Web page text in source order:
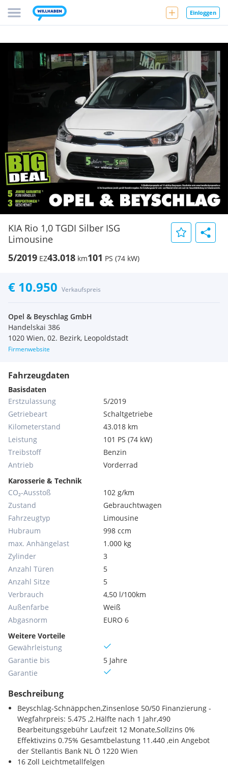
Einloggen
KIA Rio 1,0 TGDI Silber ISG
Limousine
5/2019 EZ43.018 km101 PS (74 kW)
€ 10.950 Verkaufspreis
Opel & Beyschlag GmbH
Handelskai 386
1020 Wien, 02. Bezirk, Leopoldstadt
Firmenwebsite
Fahrzeugdaten
Basisdaten
Erstzulassung
5/2019
Getriebeart
Schaltgetriebe
Kilometerstand
43.018 km
Leistung
101 PS (74 kW)
Treibstoff
Benzin
Antrieb
Vorderrad
Karosserie & Technik
CO₂-Ausstoß
102 g/km
Zustand
Gebrauchtwagen
Fahrzeugtyp
Limousine
Hubraum
998 ccm
max. Anhängelast
1.000 kg
Zylinder
3
Anzahl Türen
5
Anzahl Sitze
5
Verbrauch
4,50 l/100km
Außenfarbe
Weiß
Abgasnorm
EURO 6
Weitere Vorteile
Gewährleistung
Garantie bis
5 Jahre
Garantie
Beschreibung
Beyschlag-Schnäppchen,Zinsenlose 50/50 Finanzierung -
Wegfahrpreis: 5.475 ,2.Hälfte nach 1 Jahr,490 
Bearbeitungsgebühr Laufzeit 12 Monate,Sollzins 0%
Effektivzins 0.75% Gesamtbelastung 11.440 ,ein Angebot
der Stellantis Bank NL Ö 1220 Wien
16 Zoll Leichtmetallfelgen